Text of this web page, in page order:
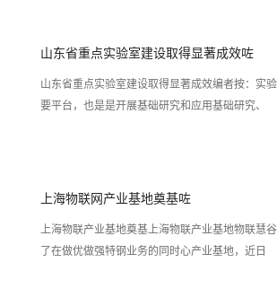
山东省重点实验室建设取得显著成效咗
山东省重点实验室建设取得显著成效编者按：实
要平台，也是是开展基础研究和应用基础研究、
上海物联网产业基地奠基咗
上海物联产业基地奠基上海物联产业基地物联慧
了在做优做强特钢业务的同时心产业基地，近日